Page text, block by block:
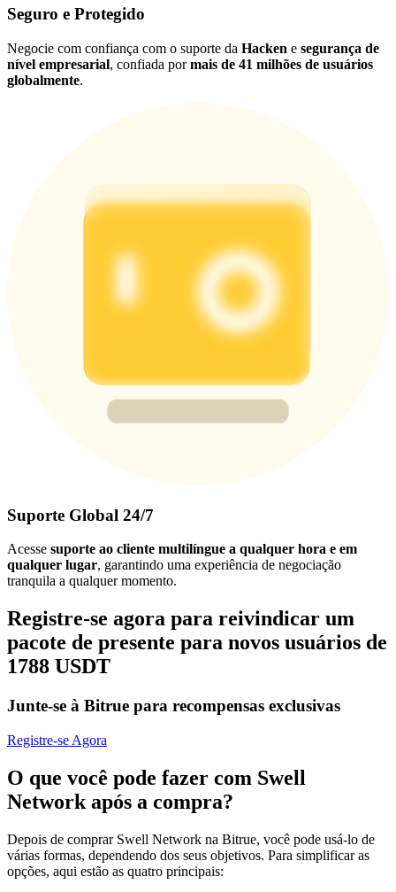
Seguro e Protegido
Negocie com confiança com o suporte da Hacken e segurança de
nível empresarial, confiada pormais de 41 milhões de usuários
globalmente.
Suporte Global 24/7
Acesse suporte ao cliente multilíngue a qualquer hora e em
qualquer lugar, garantindo uma experiência de negociação
tranquila a qualquer momento.
Registre-se agora para reivindicar um
pacote de presente para novos usuários de
1788 USDT
Junte-se à Bitrue para recompensas exclusivas
Registre-se Agora
O que você pode fazer com Swell
Network após a compra?
Depois de comprar Swell Network na Bitrue, você pode usá-lo de
várias formas, dependendo dos seus objetivos. Para simplificar as
opções, aqui estão as quatro principais: